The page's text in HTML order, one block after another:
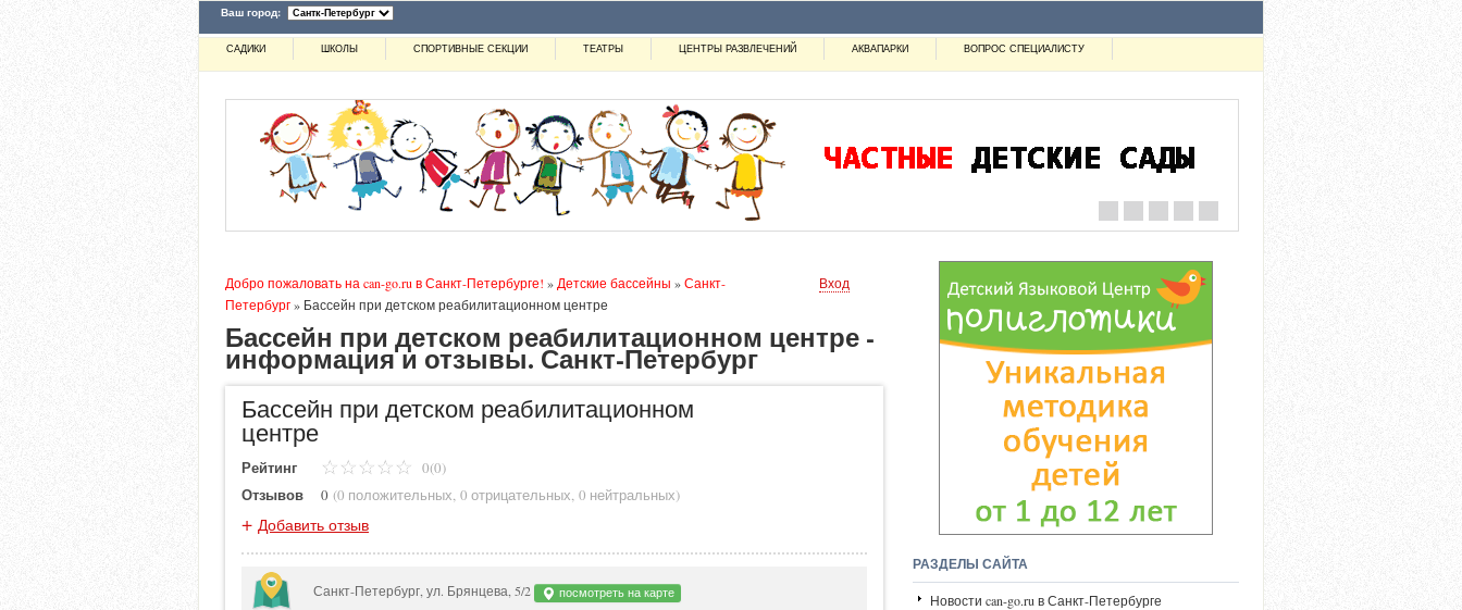
Ваш город:
САДИКИ ШКОЛЫ СПОРТИВНЫЕ СЕКЦИИ ТЕАТРЫ ЦЕНТРЫ РАЗВЛЕЧЕНИЙ АКВАПАРКИ ВОПРОС СПЕЦИАЛИСТУ
Добро пожаловать на can-go.ru в Санкт-Петербурге! » Детские бассейны »Санкт-
Петербург» Бассейн при детском реабилитационном центре
Вход
Бассейн при детском реабилитационном центре -
информация и отзывы. Санкт-Петербург
Бассейн при детском реабилитационном
центре
Рейтинг 0(0)
Отзывов 0 (0 положительных, 0 отрицательных, 0 нейтральных)
+ Добавить отзыв
Санкт-Петербург, ул. Брянцева, 5/2 посмотреть на карте
РАЗДЕЛЫ САЙТА
Новости can-go.ru в Санкт-Петербурге